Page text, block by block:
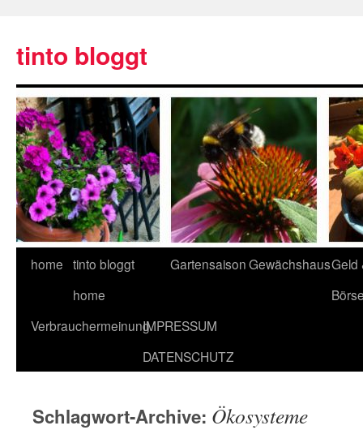
tinto bloggt
home tinto bloggt
home
GartensaisonGewächshausGeld
VerbrauchermeinungIMPRESSUM
DATENSCHUTZ
Schlagwort-Archive: Ökosysteme